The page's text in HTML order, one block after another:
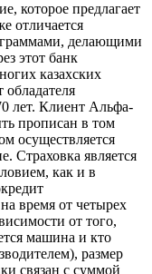
которое предлагает
отличается
делающими
этот банк
казахских
обладателя
лет. Клиент Альфа-
прописан в том
осуществляется
Страховка является
как и в
время от четырех
от того,
машина и кто
размер
связан с суммой